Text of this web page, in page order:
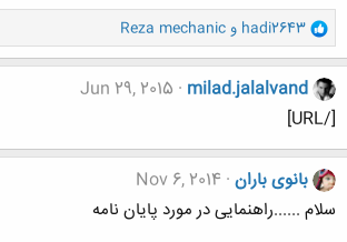
و
ا
ک
ن
ش
ه
ا
:
hadi2643 وReza mechanic
milad.jalalvand
Jun 29, 2015
[/URL]
بانوی باران Nov 6, 2014
سلام ......راهنمایی در مورد پایان نامه